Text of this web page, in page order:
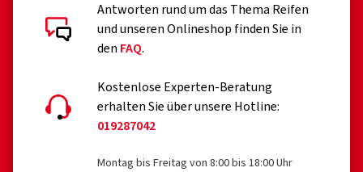
Antworten rund um das Thema Reifen
und unseren Onlineshop finden Sie in
den FAQ.
Kostenlose Experten-Beratung
erhalten Sie über unsere Hotline:
019287042
Montag bis Freitag von 8:00 bis 18:00 Uhr